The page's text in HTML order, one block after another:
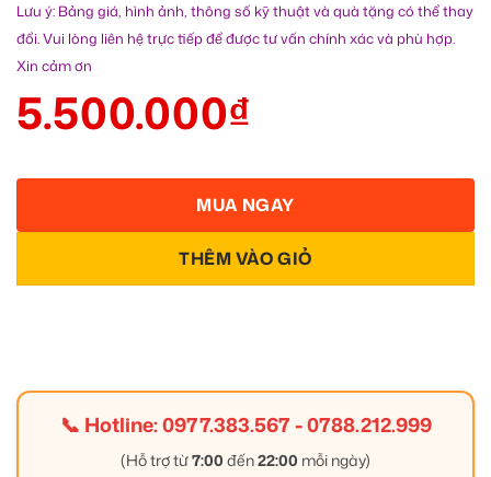
Lưu ý: Bảng giá, hình ảnh, thông số kỹ thuật và quà tặng có thể thay
đổi. Vui lòng liên hệ trực tiếp để được tư vấn chính xác và phù hợp.
Xin cảm ơn
5.500.000₫
THÊM VÀO GIỎ
MUA NGAY
📞 Hotline:0977.383.567-0788.212.999
(Hỗ trợ từ7:00 đến22:00 mỗi ngày)